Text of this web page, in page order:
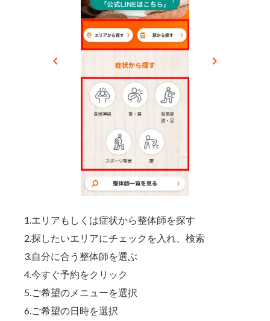
keyboard_arrow_left keyboard_arrow_right
1.エリアもしくは症状から整体師を探す
2.探したいエリアにチェックを入れ、検索
3.自分に合う整体師を選ぶ
4.今すぐ予約をクリック
5.ご希望のメニューを選択
6.ご希望の日時を選択